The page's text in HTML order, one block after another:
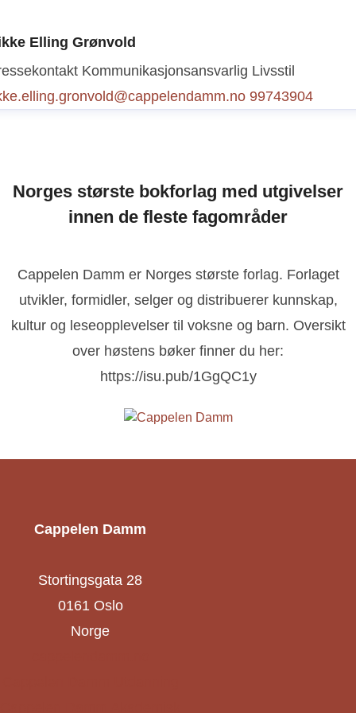
vibeke.christiansen@cappelendamm.no
Elling Grønvold
Kommunikasjonsansvarlig Livsstil
99743904
Norges største bokforlag med utgivelser
innen de fleste fagområder
Cappelen Damm er Norges største forlag. Forlaget
utvikler, formidler, selger og distribuerer kunnskap,
kultur og leseopplevelser til voksne og barn. Oversikt
over høstens bøker finner du her:
https://isu.pub/1GgQC1y
Cappelen Damm
Stortingsgata 28
0161 Oslo
Norge